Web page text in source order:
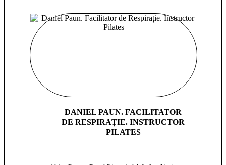
DANIEL PAUN. FACILITATOR
DE RESPIRAȚIE. INSTRUCTOR
PILATES